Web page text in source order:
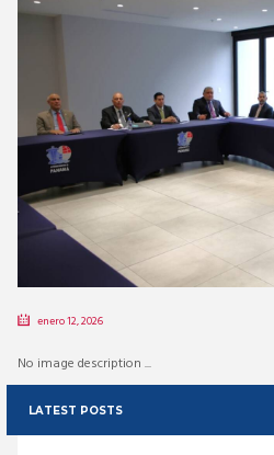
enero 12, 2026
No image description ...
LATEST POSTS